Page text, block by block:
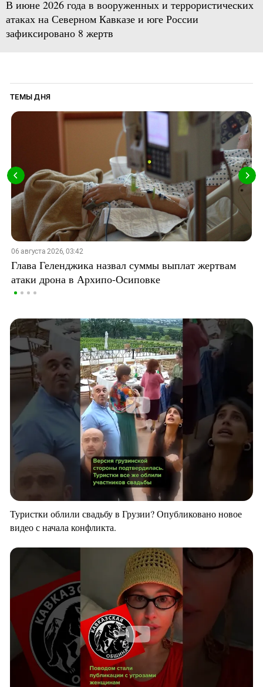
В июне 2026 года в вооруженных и террористических
атаках на Северном Кавказе и юге России
зафиксировано 8 жертв
ТЕМЫ ДНЯ
06 августа 2026, 03:42
Глава Геленджика назвал суммы выплат жертвам
атаки дрона в Архипо-Осиповке
Туристки облили свадьбу в Грузии? Опубликовано новое
видео с начала конфликта.